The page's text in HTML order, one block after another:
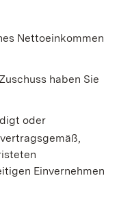
Nettoeinkommen
haben Sie
oder
,
Einvernehmen